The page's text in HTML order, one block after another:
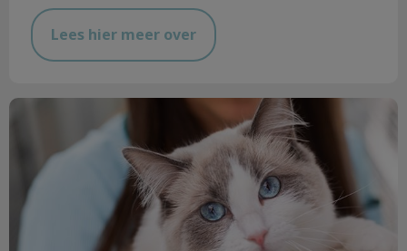
Lees hier meer over
Is mijn kat te dik?